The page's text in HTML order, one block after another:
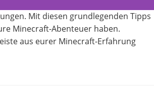
Mit diesen grundlegenden Tipps
Minecraft-Abenteuer haben.
aus eurer Minecraft-Erfahrung